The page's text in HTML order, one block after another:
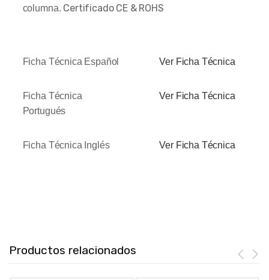
columna. Certificado CE & ROHS
Ficha Técnica Español Ver Ficha Técnica
Ficha Técnica
Portugués
Ver Ficha Técnica
Ficha Técnica Inglés Ver Ficha Técnica
Productos relacionados